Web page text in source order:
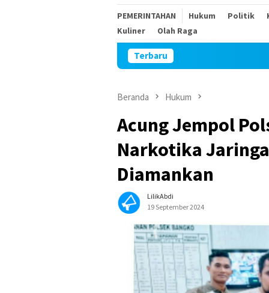
PEMERINTAHAN Hukum Politik
Kuliner
Olah Raga
Terbaru
Beranda Hukum
Acung Jempol
Narkotika
Diamankan
LilikAbdi
19 September 2024